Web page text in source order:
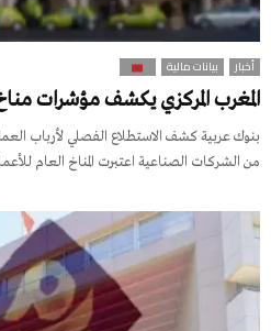
أخبار بيانات مالية
المغرب المركزي يكشف مؤشرات مناخ
من الشركات الصناعية اعتبرت المناخ العام